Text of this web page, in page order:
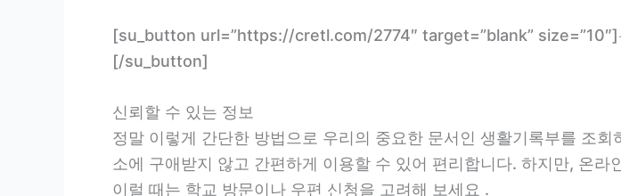
[su_button url=”https://cretl.com/2774″ target=”blank” size=”10″]
[/su_button]
신뢰할 수 있는 정보
정말 이렇게 간단한 방법으로 우리의 중요한 문서인 생활기록부를 조
소에 구애받지 않고 간편하게 이용할 수 있어 편리합니다. 하지만, 온
이럴 때는 학교 방문이나 우편 신청을 고려해 보세요 .